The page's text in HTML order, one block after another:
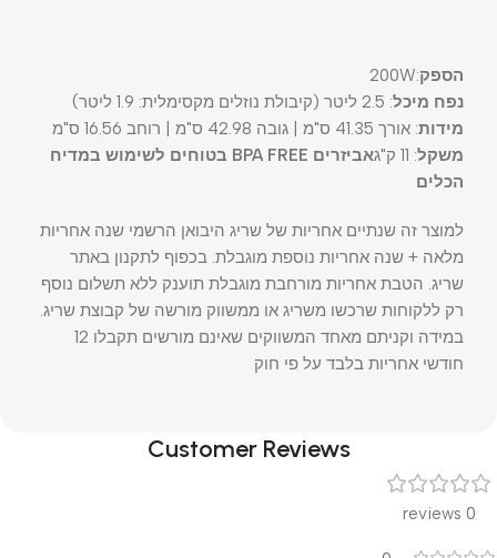
הספק:200W
נפח מיכל: 2.5 ליטר (קיבולת נוזלים מקסימלית: 1.9 ליטר)
מידות: אורך 41.35 ס"מ | גובה 42.98 ס"מ | רוחב 16.56 ס"מ
משקל: 11 ק"ג
אביזרים BPA FREE בטוחים לשימוש במדיח
הכלים
למוצר זה שנתיים אחריות של שריג היבואן הרשמי שנה אחריות
מלאה + שנה אחריות נוספת מוגבלת. בכפוף לתקנון באתר
שריג. הטבת אחריות מורחבת מוגבלת תוענק ללא תשלום נוסף
רק ללקוחות שרכשו משריג או ממשווק מורשה של קבוצת שריג.
במידה וקניתם מאחד המשווקים שאינם מורשים תקבלו 12
חודשי אחריות בלבד על פי חוק
Customer Reviews
0 reviews